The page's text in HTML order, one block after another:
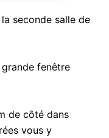
seconde salle de
fenêtre
de côté dans
vous y